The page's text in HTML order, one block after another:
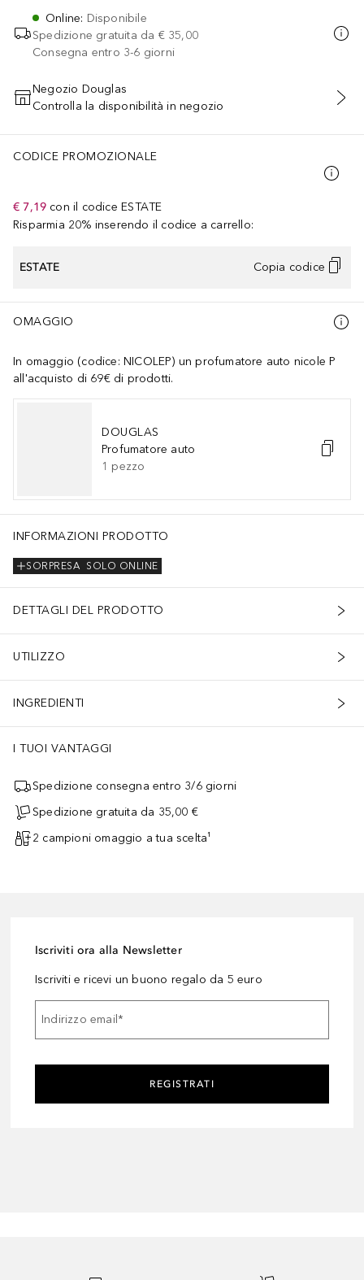
Online: Disponibile
Spedizione gratuita da € 35,00
Consegna entro 3-6 giorni
AGGIUNGI AL CARRELLO
Negozio Douglas
Controlla la disponibilità in negozio
CODICE PROMOZIONALE
€ 7,19 con il codice ESTATE
Risparmia 20% inserendo il codice a carrello:
ESTATE Copia codice
OMAGGIO
In omaggio (codice: NICOLEP) un profumatore auto nicole P
all'acquisto di 69€ di prodotti.
DOUGLAS
Profumatore auto
1 pezzo
INFORMAZIONI PRODOTTO
SOLO ONLINE
SORPRESA
DETTAGLI DEL PRODOTTO
UTILIZZO
INGREDIENTI
I TUOI VANTAGGI
Spedizione consegna entro 3/6 giorni
Spedizione gratuita da 35,00 €
2 campioni omaggio a tua scelta¹
Iscriviti ora alla Newsletter
Iscriviti e ricevi un buono regalo da 5 euro
Indirizzo email*
REGISTRATI